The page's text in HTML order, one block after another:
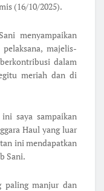
(16/10/2025).
menyampaikan
majelis-
dalam
meriah dan di
saya sampaikan
Haul yang luar
ini mendapatkan
Sani.
paling manjur dan